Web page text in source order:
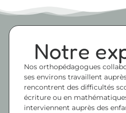
Notre
Nos orthopédagogues
ses environs travaillent
rencontrent des difficultés
écriture ou en
interviennent auprès des